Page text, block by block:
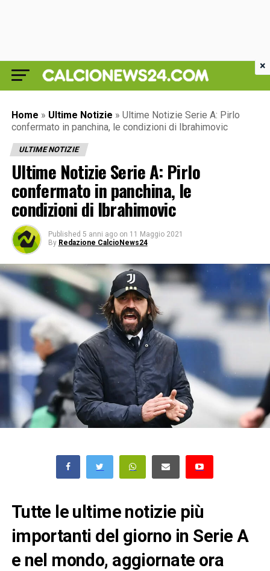
Home » Ultime Notizie » Ultime Notizie Serie A: Pirlo
confermato in panchina, le condizioni di Ibrahimovic
ULTIME NOTIZIE
Ultime Notizie Serie A: Pirlo
confermato in panchina, le
condizioni di Ibrahimovic
Published 5 anni ago on 11 Maggio 2021
By Redazione CalcioNews24
Tutte le ultime notizie più
importanti del giorno in Serie A
e nel mondo, aggiornate ora
×